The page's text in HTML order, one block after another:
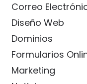
Correo
Diseño Web
Dominios
Formularios
Marketing